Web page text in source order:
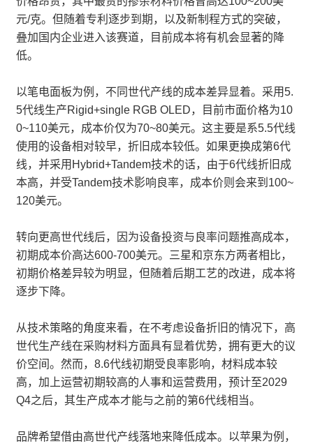
元/克。但随着专利逐步到期，以及新制程方式的突破，
叠加国内企业进入该赛道，目前成本将有机会显著的降
低。
以笔电面板为例，不同世代产线的成本差异显着。采用5.
5代线生产Rigid+single RGB OLED，目前市面价格为10
0~110美元，成本价仅为70~80美元。这主要是系5.5代线
使用的设备相对较早，折旧成本较低。如果更换成第6代
线，并采用Hybrid+Tandem技术的话，由于6代线折旧成
本高，并受Tandem技术影响良率，成本价则会来到100~
120美元。
转向更高世代线后，因为设备投资与良率问题推高成本，
初期成本价高达600-700美元。三星和京东方两者相比，
初期价格差异较为明显，但随着后期工艺的改进，成本将
逐步下降。
从技术策略的角度来看，在不考虑设备折旧的情况下，高
世代生产线在采购材料方面具有显着优势，拥有更大的议
价空间。然而，8.6代线初期受良率影响，材料成本较
高，加上运营初期较高的人事和运营费用，预计至2029
Q4之后，其生产成本才能与之前的第6代线相当。
品牌希望借由高世代产线落地来降低成本。以苹果为例，